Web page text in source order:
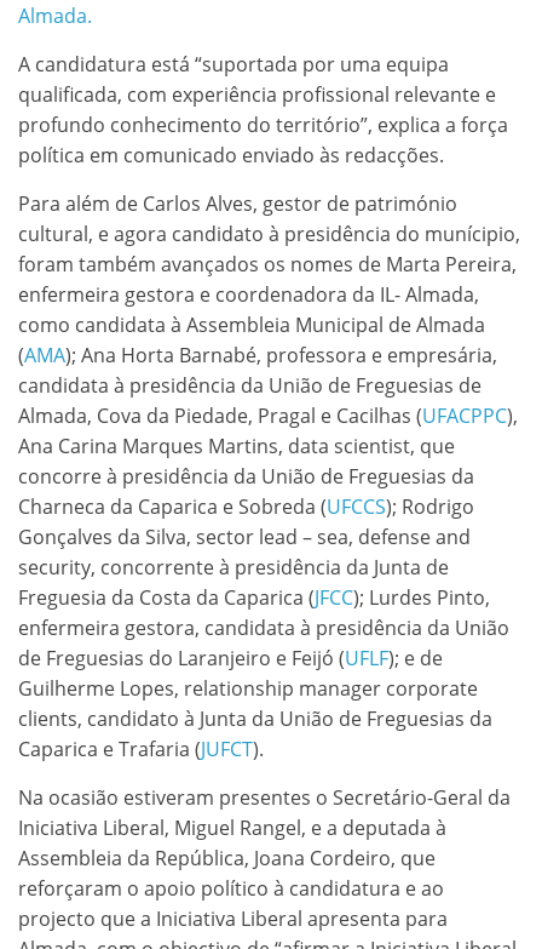
Almada.
A candidatura está “suportada por uma equipa
qualificada, com experiência profissional relevante e
profundo conhecimento do território”, explica a força
política em comunicado enviado às redacções.
Para além de Carlos Alves, gestor de património
cultural, e agora candidato à presidência do munícipio,
foram também avançados os nomes de Marta Pereira,
enfermeira gestora e coordenadora da IL- Almada,
como candidata à Assembleia Municipal de Almada
(AMA); Ana Horta Barnabé, professora e empresária,
candidata à presidência da União de Freguesias de
Almada, Cova da Piedade, Pragal e Cacilhas (UFACPPC),
Ana Carina Marques Martins, data scientist, que
concorre à presidência da União de Freguesias da
Charneca da Caparica e Sobreda (UFCCS); Rodrigo
Gonçalves da Silva, sector lead – sea, defense and
security, concorrente à presidência da Junta de
Freguesia da Costa da Caparica (JFCC); Lurdes Pinto,
enfermeira gestora, candidata à presidência da União
de Freguesias do Laranjeiro e Feijó (UFLF); e de
Guilherme Lopes, relationship manager corporate
clients, candidato à Junta da União de Freguesias da
Caparica e Trafaria (JUFCT).
Na ocasião estiveram presentes o Secretário-Geral da
Iniciativa Liberal, Miguel Rangel, e a deputada à
Assembleia da República, Joana Cordeiro, que
reforçaram o apoio político à candidatura e ao
projecto que a Iniciativa Liberal apresenta para